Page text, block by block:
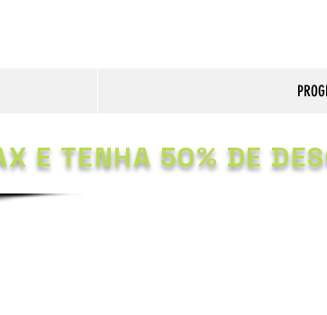
E TENHA 50% DE